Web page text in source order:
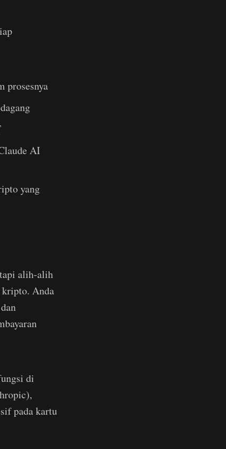
prosesnya
AI
yang
alih-alih
kripto. Anda
di
pada kartu